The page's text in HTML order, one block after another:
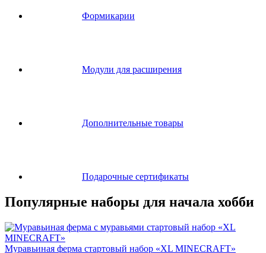
Формикарии
Модули для расширения
Дополнительные товары
Подарочные сертификаты
Популярные наборы для начала хобби
Муравьиная ферма стартовый набор «XL MINECRAFT»